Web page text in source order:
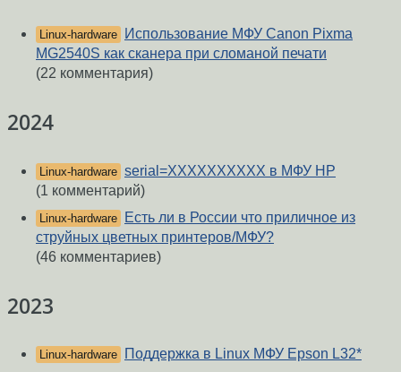
Linux-hardware
Использование МФУ Canon Pixma
MG2540S как сканера при сломаной печати
(22 комментария)
2024
Linux-hardware serial=XXXXXXXXXX в МФУ HP
(1 комментарий)
Linux-hardware
Есть ли в России что приличное из
струйных цветных принтеров/МФУ?
(46 комментариев)
2023
Linux-hardware Поддержка в Linux МФУ Epson L32*